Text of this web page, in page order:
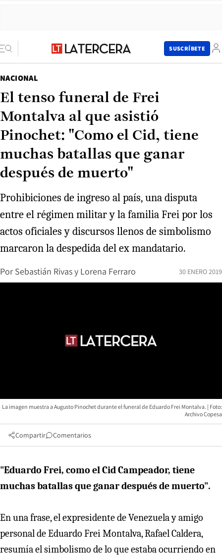
SUSCRÍBETE
NACIONAL
El tenso funeral de Frei
Montalva al que asistió
Pinochet: "Como el Cid, tiene
muchas batallas que ganar
después de muerto"
Prohibiciones de ingreso al país, una disputa
entre el régimen militar y la familia Frei por los
actos oficiales y discursos llenos de simbolismo
marcaron la despedida del ex mandatario.
Por Sebastián Rivas y Lorena Ferraro 30 ENERO 2019
La imagen muestra a Augusto Pinochet durante el funeral de Eduardo Frei Montalva. | Foto:
Archivo Copesa
Compartir Comentarios
"Eduardo Frei, como el Cid Campeador, tiene
muchas batallas que ganar después de muerto".
En una frase, el expresidente de Venezuela y amigo
personal de Eduardo Frei Montalva, Rafael Caldera,
resumía el simbolismo de lo que estaba ocurriendo en